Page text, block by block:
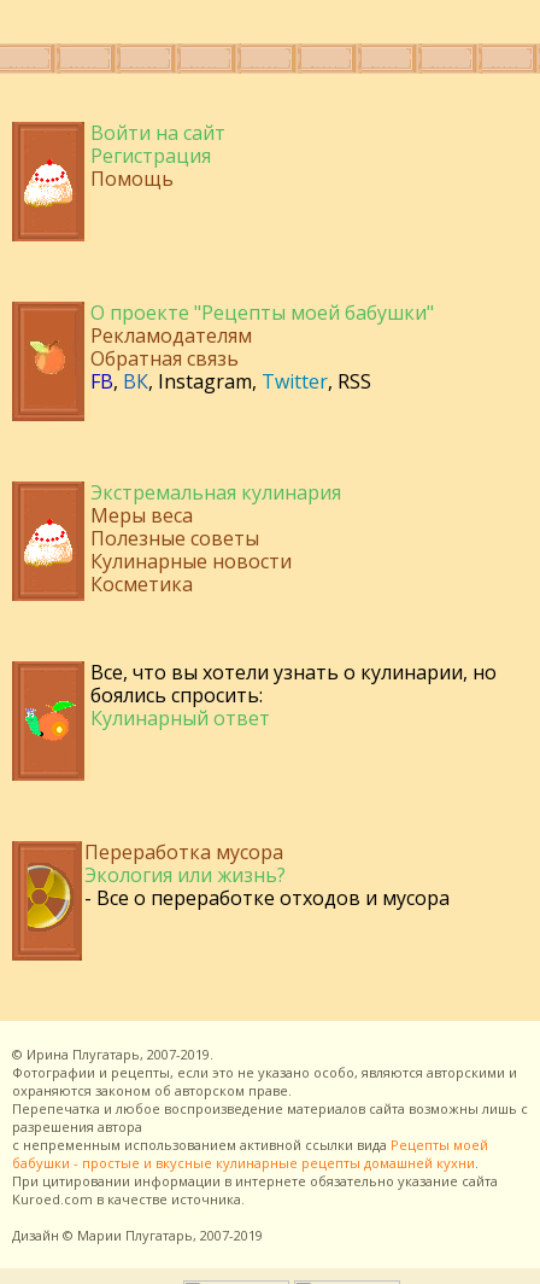
Войти на сайт
Регистрация
Помощь
О проекте "Рецепты моей бабушки"
Рекламодателям
Обратная связь
FB, ВК, Instagram, Twitter, RSS
Экстремальная кулинария
Меры веса
Полезные советы
Кулинарные новости
Косметика
Все, что вы хотели узнать о кулинарии, но
боялись спросить:
Кулинарный ответ
Переработка мусора
Экология или жизнь?
- Все о переработке отходов и мусора
© Ирина Плугатарь, 2007-2019.
Фотографии и рецепты, если это не указано особо, являются авторскими и
охраняются законом об авторском праве.
Перепечатка и любое воспроизведение материалов сайта возможны лишь с
разрешения автора
с непременным использованием активной ссылки вида Рецепты моей
бабушки - простые и вкусные кулинарные рецепты домашней кухни
При цитировании информации в интернете обязательно указание сайта
Kuroed.com в качестве источника.
Дизайн © Марии Плугатарь, 2007-2019